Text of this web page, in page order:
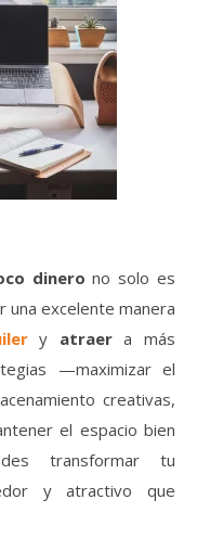
dinero no solo es
una excelente manera
y atraera más
—maximizar el
creativas,
el espacio bien
transformar tu
y atractivo que